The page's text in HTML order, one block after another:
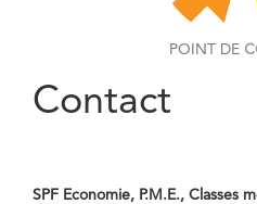
POINT DE
Contact
SPF Economie, P.M.E., Classes